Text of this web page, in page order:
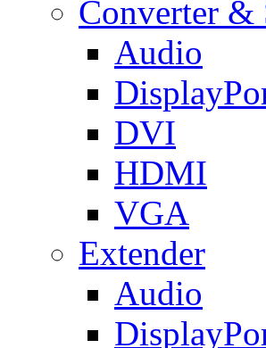
Converter &
Audio
DVI
HDMI
VGA
Extender
Audio